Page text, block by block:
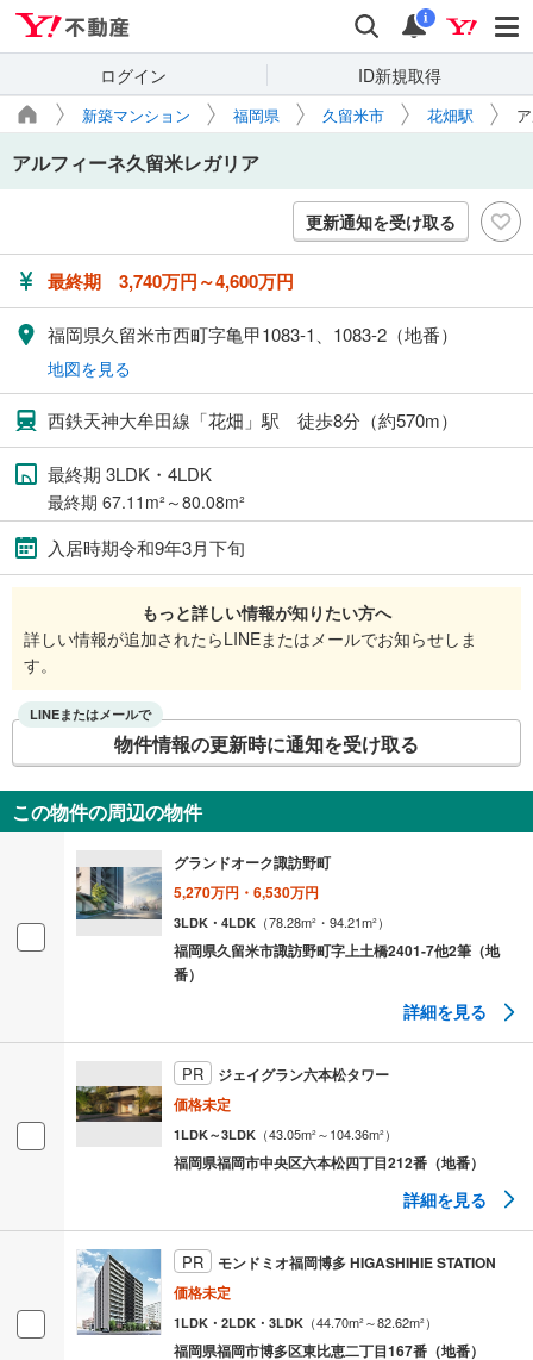
検索 通知
i
ログイン ID新規取得
新築マンション 福岡県 久留米市 花畑駅
アルフィーネ久留米レガリア
更新通知を受け取る
基
本
情
報
最終期 3,740万円～4,600万円
福岡県久留米市西町字亀甲1083-1、1083-2（地番）
地図を見る
西鉄天神大牟田線「花畑」駅 徒歩8分（約570m）
最終期 3LDK・4LDK
最終期 67.11m²～80.08m²
入居時期令和9年3月下旬
もっと詳しい情報が知りたい方へ
詳しい情報が追加されたらLINEまたはメールでお知らせしま
す。
LINEまたはメールで
物件情報の更新時に通知を受け取る
この物件の周辺の物件
グランドオーク諏訪野町
5,270万円・6,530万円
3LDK・4LDK （78.28m² ・94.21m²）
福岡県久留米市諏訪野町字上土橋2401-7他2筆（地
番）
詳細を見る
PR
ジェイグラン六本松タワー
価格未定
1LDK～3LDK （43.05m²～104.36m²）
福岡県福岡市中央区六本松四丁目212番（地番）
詳細を見る
PR
モンドミオ福岡博多 HIGASHIHIE STATION
価格未定
1LDK・2LDK・3LDK （44.70m²～82.62m²）
福岡県福岡市博多区東比恵二丁目167番（地番）